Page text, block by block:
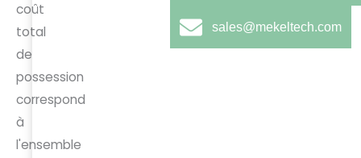
coût
total
de
possession
correspond
à
l'ensemble
sales@mekeltech.com